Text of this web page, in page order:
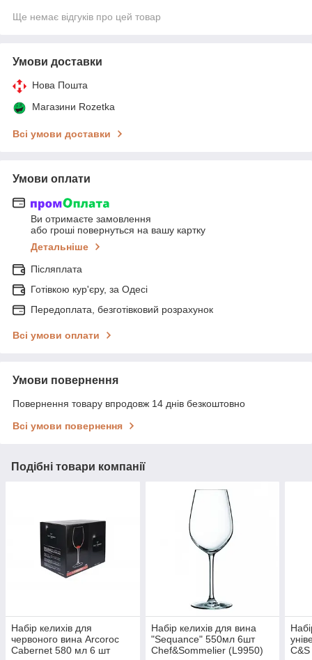
Ще немає відгуків про цей товар
Умови доставки
Нова Пошта
Магазини Rozetka
Всі умови доставки
Умови оплати
Ви отримаєте замовлення
або гроші повернуться на вашу картку
Детальніше
Післяплата
Готівкою кур'єру, за Одесі
Передоплата, безготівковий розрахунок
Всі умови оплати
Умови повернення
Повернення товару впродовж 14 днів безкоштовно
Всі умови повернення
Подібні товари компанії
Набір келихів для
червоного вина Arcoroc
Cabernet 580 мл 6 шт
Набір келихів для вина
"Sequance" 550мл 6шт
Chef&Sommelier (L9950)